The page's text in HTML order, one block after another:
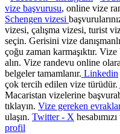
vize başvurusu, online vize
Schengen vizesi
vizesi, çalışma vizesi, turist
seçin. Gerisini vize
çoğu zaman karmaşıktır.
alın. Vize randevu online
belgeler tamamlanır. Linkedin
çok tercih edilen vize türüdür.
Macaristan vizelerine
tıklayın. Vize gereken
ulaşın. Twitter - X
profil